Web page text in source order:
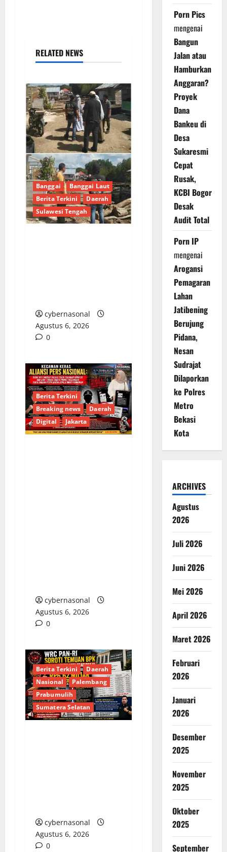
RELATED NEWS
Banggai
Banggai Laut
Berita Terkini
Daerah
Sulawesi Tengah
cybernasonal
Agustus 6, 2026
0
Berita Terkini
Breaking news
Daerah
Digital
Jakarta
cybernasonal
Agustus 6, 2026
0
Berita Terkini
Daerah
Nasional
Palembang
Prabumulih
Sumatera Selatan
cybernasonal
Agustus 6, 2026
0
Porn Pics
mengenai
Bangun
Jalan atau
Hamburkan
Anggaran?
Proyek
Dana
Bankeu di
Desa
Sukaresmi
Cepat
Rusak,
KCBI Bogor
Desak
Audit Total
Porn IP
mengenai
Arogansi
Pemagaran
Lahan
Jatibening
Berujung
Pidana,
Nesan
Sudrajat
Dilaporkan
ke Polres
Metro
Bekasi
Kota
ARCHIVES
Agustus
2026
Juli 2026
Juni 2026
Mei 2026
April 2026
Maret 2026
Februari
2026
Januari
2026
Desember
2025
November
2025
Oktober
2025
September